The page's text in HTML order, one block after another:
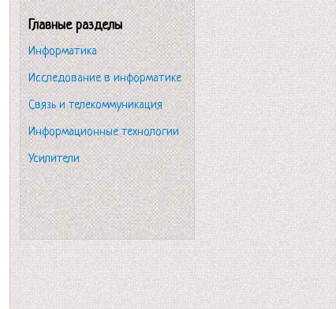
Главные разделы
Информатика
Исследование в информатике
Связь и телекоммуникация
Информационные технологии
Усилители